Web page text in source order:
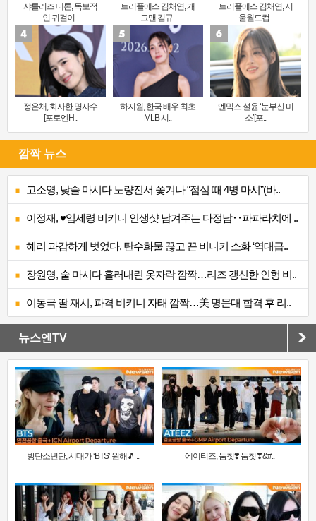
샤를리즈 테론, 독보적
인 귀걸이..
트리플에스 김채연, 개
그맨 김규..
트리플에스 김채연, 서
울월드컵..
정은채, 화사한 명사수
[포토엔H..
하지원, 한국 배우 최초
MLB 시..
엔믹스 설윤 ‘눈부신 미
소’[포..
깜짝 뉴스
고소영, 낮술 마시다 노량진서 쫓겨나 “점심 때 4병 마셔”(바..
이정재, ♥임세령 비키니 인생샷 남겨주는 다정남‥파파라치에 ..
혜리 과감하게 벗었다, 탄수화물 끊고 끈 비니키 소화 ‘역대급..
장원영, 술 마시다 흘러내린 옷자락 깜짝…리즈 갱신한 인형 비..
이동국 딸 재시, 파격 비키니 자태 깜짝…美 명문대 합격 후 리..
뉴스엔TV
방탄소년단, 시대가 ‘BTS’ 원해🎵 .. 에이티즈, 둠칫❣️ 둠칫❣&#..